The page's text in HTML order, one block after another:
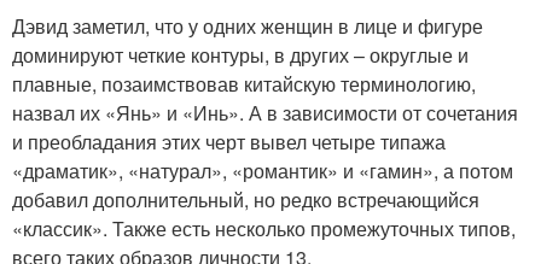
Дэвид заметил, что у одних женщин в лице и фигуре
доминируют четкие контуры, в других – округлые и
плавные, позаимствовав китайскую терминологию,
назвал их «Янь» и «Инь». А в зависимости от сочетания
и преобладания этих черт вывел четыре типажа
«драматик», «натурал», «романтик» и «гамин», а потом
добавил дополнительный, но редко встречающийся
«классик». Также есть несколько промежуточных типов,
всего таких образов личности 13.